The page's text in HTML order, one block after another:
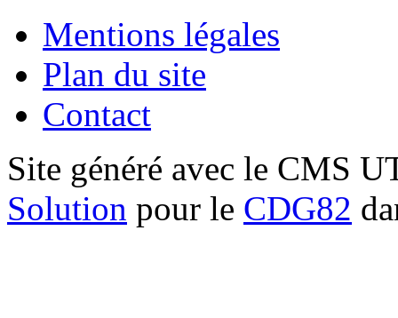
Mentions légales
Plan du site
Contact
Site généré avec le CMS
Solution pour le CDG82